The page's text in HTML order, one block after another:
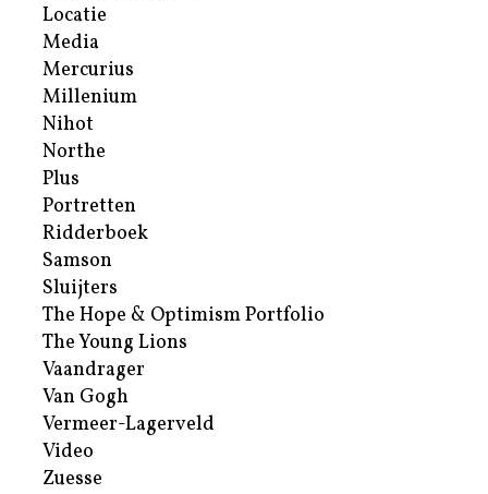
Locatie
Media
Mercurius
Millenium
Nihot
Northe
Plus
Portretten
Ridderboek
Samson
Sluijters
The Hope & Optimism Portfolio
The Young Lions
Vaandrager
Van Gogh
Vermeer-Lagerveld
Video
Zuesse